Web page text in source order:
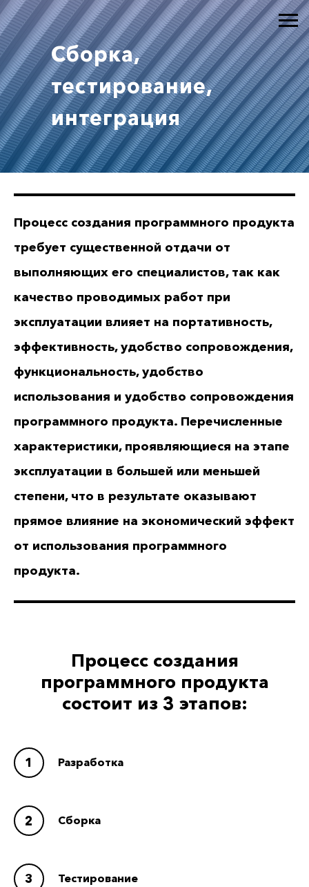
Сборка,
тестирование,
интеграция
Процесс создания программного продукта
требует существенной отдачи от
выполняющих его специалистов, так как
качество проводимых работ при
эксплуатации влияет на портативность,
эффективность, удобство сопровождения,
функциональность, удобство
использования и удобство сопровождения
программного продукта. Перечисленные
характеристики, проявляющиеся на этапе
эксплуатации в большей или меньшей
степени, что в результате оказывают
прямое влияние на экономический эффект
от использования программного
продукта.
Процесс создания
программного продукта
состоит из 3 этапов:
1 Разработка
2 Сборка
3 Тестирование